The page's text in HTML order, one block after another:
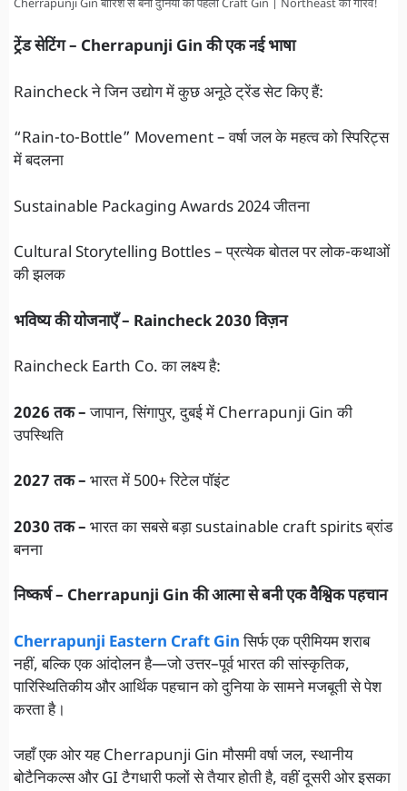
Cherrapunji Gin बारिश से बनी दुनिया की पहली Craft Gin | Northeast का गौरव!
ट्रेंड सेटिंग – Cherrapunji Gin की एक नई भाषा
Raincheck ने जिन उद्योग में कुछ अनूठे ट्रेंड सेट किए हैं:
“Rain-to-Bottle” Movement – वर्षा जल के महत्व को स्पिरिट्स
में बदलना
Sustainable Packaging Awards 2024 जीतना
Cultural Storytelling Bottles – प्रत्येक बोतल पर लोक-कथाओं
की झलक
भविष्य की योजनाएँ – Raincheck 2030 विज़न
Raincheck Earth Co. का लक्ष्य है:
2026 तक –जापान, सिंगापुर, दुबई में Cherrapunji Gin की
उपस्थिति
2027 तक – भारत में 500+ रिटेल पॉइंट
2030 तक – भारत का सबसे बड़ा sustainable craft spirits ब्रांड
बनना
निष्कर्ष – Cherrapunji Gin की आत्मा से बनी एक वैश्विक पहचान
Cherrapunji Eastern Craft Ginसिर्फ एक प्रीमियम शराब
नहीं, बल्कि एक आंदोलन है—जो उत्तर–पूर्व भारत की सांस्कृतिक,
पारिस्थितिकीय और आर्थिक पहचान को दुनिया के सामने मजबूती से पेश
करता है।
जहाँ एक ओर यह Cherrapunji Gin मौसमी वर्षा जल, स्थानीय
बोटैनिकल्स और GI टैगधारी फलों से तैयार होती है, वहीं दूसरी ओर इसका